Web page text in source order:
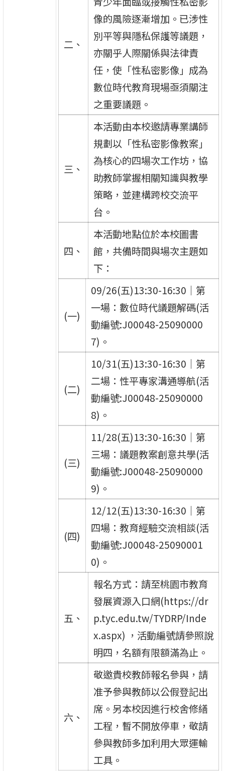
二、
像的風險逐漸增加。已涉性
別平等與隱私保護等議題，
亦關乎人際關係與法律責
任，使「性私密影像」成為
數位時代教育現場亟須關注
之重要議題。
三、
本活動由本校邀請專業講師
規劃以「性私密影像教案」
為核心的四場次工作坊，協
助教師掌握相關知識與教學
策略，並建構跨校交流平
台。
四、
本活動地點位於本校圖書
館，共備時間與場次主題如
下：
(一)
09/26(五)13:30-16:30｜第
一場：數位時代議題解碼(活
動編號:J00048-25090000
7)。
(二)
10/31(五)13:30-16:30｜第
二場：性平專家溝通導航(活
動編號:J00048-25090000
8)。
(三)
11/28(五)13:30-16:30｜第
三場：議題教案創意共學(活
動編號:J00048-25090000
9)。
(四)
12/12(五)13:30-16:30｜第
四場：教育經驗交流相談(活
動編號:J00048-25090001
0)。
五、
報名方式：請至桃園市教育
發展資源入口網(https://dr
p.tyc.edu.tw/TYDRP/Inde
x.aspx) ，活動編號請參照說
明四，名額有限額滿為止。
六、
敬邀貴校教師報名參與，請
准予參與教師以公假登記出
席。另本校因進行校舍修繕
工程，暫不開放停車，敬請
參與教師多加利用大眾運輸
工具。